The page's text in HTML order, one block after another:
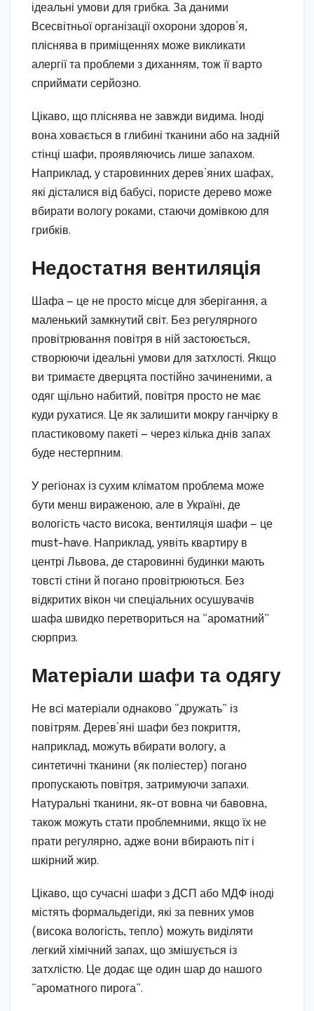
ідеальні умови для грибка. За даними
Всесвітньої організації охорони здоров’я,
пліснява в приміщеннях може викликати
алергії та проблеми з диханням, тож її варто
сприймати серйозно.
Цікаво, що пліснява не завжди видима. Іноді
вона ховається в глибині тканини або на задній
стінці шафи, проявляючись лише запахом.
Наприклад, у старовинних дерев’яних шафах,
які дісталися від бабусі, пористе дерево може
вбирати вологу роками, стаючи домівкою для
грибків.
Недостатня вентиляція
Шафа — це не просто місце для зберігання, а
маленький замкнутий світ. Без регулярного
провітрювання повітря в ній застоюється,
створюючи ідеальні умови для затхлості. Якщо
ви тримаєте дверцята постійно зачиненими, а
одяг щільно набитий, повітря просто не має
куди рухатися. Це як залишити мокру ганчірку в
пластиковому пакеті — через кілька днів запах
буде нестерпним.
У регіонах із сухим кліматом проблема може
бути менш вираженою, але в Україні, де
вологість часто висока, вентиляція шафи — це
must-have. Наприклад, уявіть квартиру в
центрі Львова, де старовинні будинки мають
товсті стіни й погано провітрюються. Без
відкритих вікон чи спеціальних осушувачів
шафа швидко перетвориться на “ароматний”
сюрприз.
Матеріали шафи та одягу
Не всі матеріали однаково “дружать” із
повітрям. Дерев’яні шафи без покриття,
наприклад, можуть вбирати вологу, а
синтетичні тканини (як поліестер) погано
пропускають повітря, затримуючи запахи.
Натуральні тканини, як-от вовна чи бавовна,
також можуть стати проблемними, якщо їх не
прати регулярно, адже вони вбирають піт і
шкірний жир.
Цікаво, що сучасні шафи з ДСП або МДФ іноді
містять формальдегіди, які за певних умов
(висока вологість, тепло) можуть виділяти
легкий хімічний запах, що змішується із
затхлістю. Це додає ще один шар до нашого
“ароматного пирога”.